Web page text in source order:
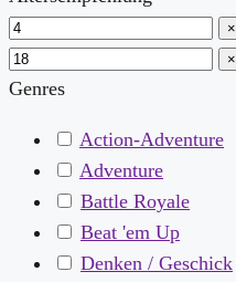
×
×
Genres
Action-Adventure
Adventure
Battle Royale
Beat 'em Up
Denken / Geschick